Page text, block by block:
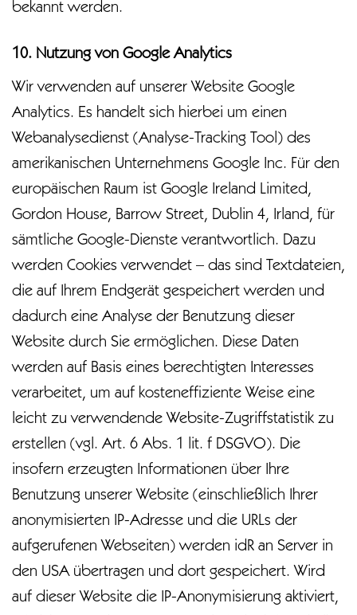
bekannt werden.
10. Nutzung von Google Analytics
Wir verwenden auf unserer Website Google
Analytics. Es handelt sich hierbei um einen
Webanalysedienst (Analyse-Tracking Tool) des
amerikanischen Unternehmens Google Inc. Für den
europäischen Raum ist Google Ireland Limited,
Gordon House, Barrow Street, Dublin 4, Irland, für
sämtliche Google-Dienste verantwortlich. Dazu
werden Cookies verwendet – das sind Textdateien,
die auf Ihrem Endgerät gespeichert werden und
dadurch eine Analyse der Benutzung dieser
Website durch Sie ermöglichen. Diese Daten
werden auf Basis eines berechtigten Interesses
verarbeitet, um auf kosteneffiziente Weise eine
leicht zu verwendende Website-Zugriffstatistik zu
erstellen (vgl. Art. 6 Abs. 1 lit. f DSGVO). Die
insofern erzeugten Informationen über Ihre
Benutzung unserer Website (einschließlich Ihrer
anonymisierten IP-Adresse und die URLs der
aufgerufenen Webseiten) werden idR an Server in
den USA übertragen und dort gespeichert. Wird
auf dieser Website die IP-Anonymisierung aktiviert,